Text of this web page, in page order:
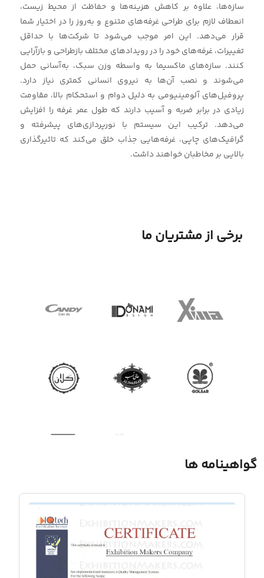
سازه‌ها، علاوه بر کاهش هزینه‌ها و حفاظت از محیط زیست،
انعطاف لازم برای طراحی غرفه‌های متنوع و به‌روز را در اختیار شما
قرار می‌دهد. این امر موجب می‌شود تا شرکت‌ها با حداقل
تغییرات، غرفه‌های خود را در رویدادهای مختلف بازطراحی و بازآرایی
کنند. سازه‌های ماکسیما به واسطه وزن سبک، به‌آسانی حمل
می‌شوند و نصب آن‌ها به نیروی انسانی کمتری نیاز دارد.
پروفیل‌های آلومینیومی به دلیل دوام و استحکام بالا، مقاومت
زیادی در برابر ضربه و آسیب دارند که طول عمر غرفه را افزایش
می‌دهد. ترکیب این سیستم با نورپردازی‌های پیشرفته و
گرافیک‌های چاپی، غرفه‌هایی جذاب خلق می‌کند که تاثیرگذاری
بالایی بر مخاطبان خواهند داشت.
برخی از مشتریان ما
گواهینامه ها